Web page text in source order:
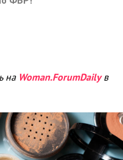
на Woman.ForumDailyв